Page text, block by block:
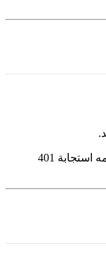
يُبطَل المفتاح فورًا. ستتلقى أي طلبات تستخدمه استجابة 401